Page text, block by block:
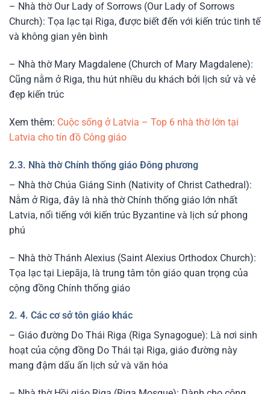
– Nhà thờ Our Lady of Sorrows (Our Lady of Sorrows
Church): Tọa lạc tại Riga, được biết đến với kiến trúc tinh tế
và không gian yên bình
– Nhà thờ Mary Magdalene (Church of Mary Magdalene):
Cũng nằm ở Riga, thu hút nhiều du khách bởi lịch sử và vẻ
đẹp kiến trúc
Xem thêm: Cuộc sống ở Latvia – Top 6 nhà thờ lớn tại
Latvia cho tín đồ Công giáo
2.3. Nhà thờ Chính thống giáo Đông phương
– Nhà thờ Chúa Giáng Sinh (Nativity of Christ Cathedral):
Nằm ở Riga, đây là nhà thờ Chính thống giáo lớn nhất
Latvia, nổi tiếng với kiến trúc Byzantine và lịch sử phong
phú
– Nhà thờ Thánh Alexius (Saint Alexius Orthodox Church):
Tọa lạc tại Liepāja, là trung tâm tôn giáo quan trọng của
cộng đồng Chính thống giáo
2. 4. Các cơ sở tôn giáo khác
– Giáo đường Do Thái Riga (Riga Synagogue): Là nơi sinh
hoạt của cộng đồng Do Thái tại Riga, giáo đường này
mang đậm dấu ấn lịch sử và văn hóa